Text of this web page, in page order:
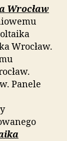
Wrocław
Wrocław.
Panele